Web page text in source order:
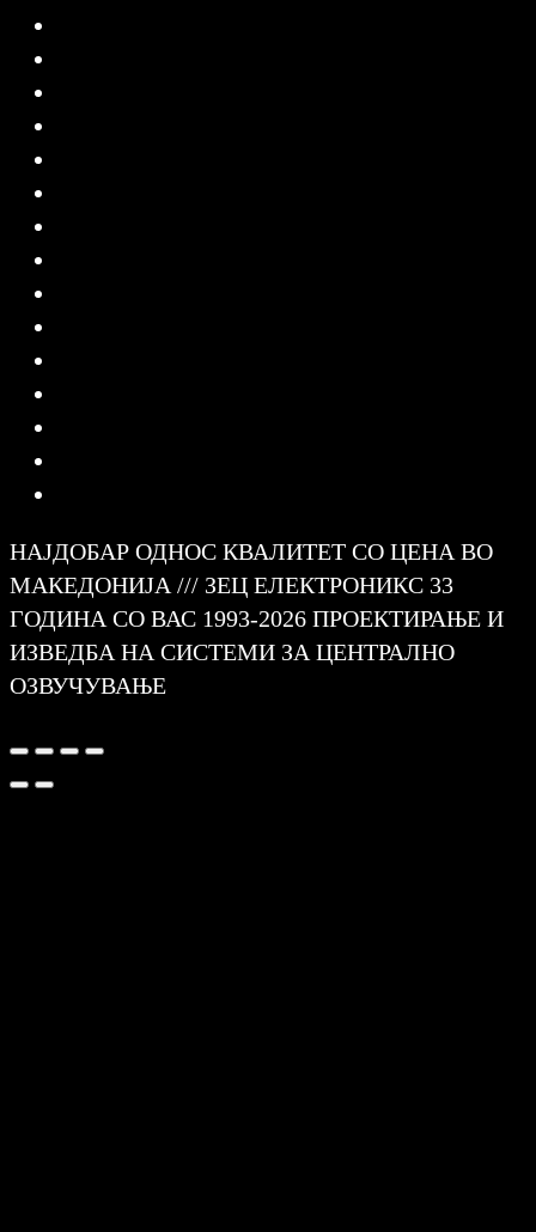
НАЈДОБАР ОДНОС КВАЛИТЕТ СО ЦЕНА ВО
МАКЕДОНИЈА /// ЗЕЦ ЕЛЕКТРОНИКС 33
ГОДИНА СО ВАС 1993-2026 ПРОЕКТИРАЊЕ И
ИЗВЕДБА НА СИСТЕМИ ЗА ЦЕНТРАЛНО
ОЗВУЧУВАЊЕ